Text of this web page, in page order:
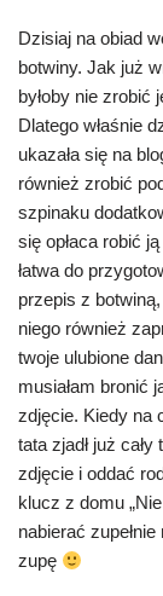
Dzisiaj na obiad
botwiny. Jak już
byłoby nie zrobić
Dlatego właśnie
ukazała się na
również zrobić
szpinaku
się opłaca robić
łatwa do
przepis z
niego również
twoje ulubione
musiałam bronić
zdjęcie. Kiedy na
tata zjadł już
zdjęcie i oddać
klucz z domu
nabierać
zupę